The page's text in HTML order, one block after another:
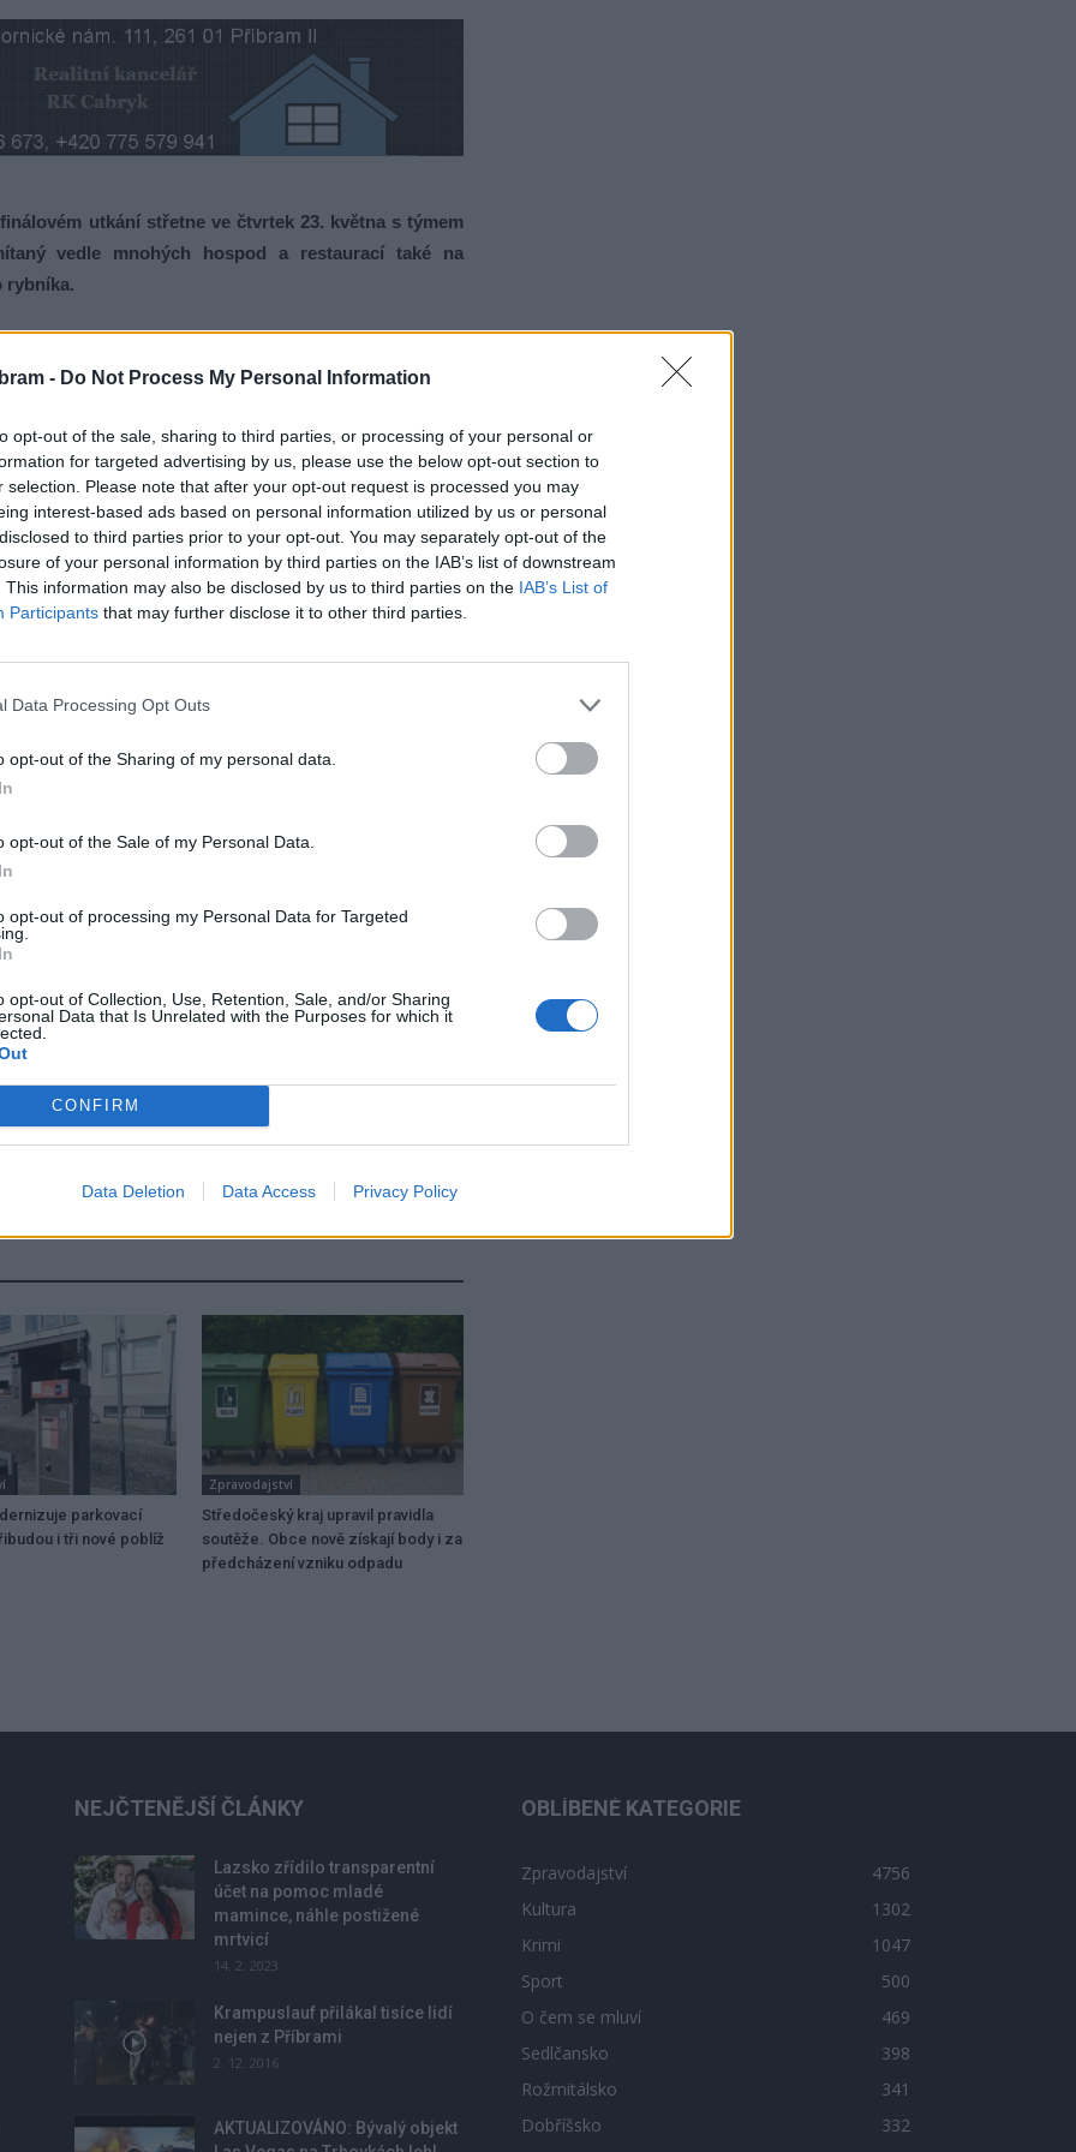
- Do Not Process My Personal Information
opt-out of the sale, sharing to third parties, or processing of your personal or
for targeted advertising by us, please use the below opt-out section to
selection. Please note that after your opt-out request is processed you may
interest-based ads based on personal information utilized by us or personal
to third parties prior to your opt-out. You may separately opt-out of the
of your personal information by third parties on the IAB’s list of downstream
This information may also be disclosed by us to third parties on the IAB’s List of
Participants that may further disclose it to other third parties.
Data Processing Opt Outs
opt-out of the Sharing of my personal data.
opt-out of the Sale of my Personal Data.
opt-out of processing my Personal Data for Targeted
opt-out of Collection, Use, Retention, Sale, and/or Sharing
Data that Is Unrelated with the Purposes for which it
CONFIRM
Data Deletion Data Access Privacy Policy
utkání střetne ve čtvrtek 23. května s týmem
vedle mnohých hospod a restaurací také na
rybníka.
se českému týmu bude dařit.
budou zápasy promítány veřejně. Jsem opravdu
23. května budeme při čtvrtfinálovém zápase proti USA
do areálu Nového rybníka, kde budeme moci utkání
obrazovce,“zve starosta Jan Konvalinka.
zajištěno občerstvení. Utkání 23. května začíná ve
hodinu dříve. Vstup na akci je zdarma. V případě dalšího
rybníka promítat i další, tedy semifinálové, popřípadě
s tím, že s ohledem na uzamykání areálu ve 22.00
plochy mimo samotný areál. K dispozici jsou například
parkovací
i tři nové poblíž
Zpravodajství
Středočeský kraj upravil pravidla
soutěže. Obce nově získají body i za
předcházení vzniku odpadu
NEJČTENĚJŠÍ ČLÁNKY
Lazsko zřídilo transparentní
účet na pomoc mladé
mamince, náhle postižené
mrtvicí
14. 2. 2023
Krampuslauf přilákal tisíce lidí
nejen z Příbrami
2. 12. 2016
AKTUALIZOVÁNO: Bývalý objekt
OBLÍBENÉ KATEGORIE
Zpravodajství
4756
Kultura
1302
Krimi
1047
Sport
500
O čem se mluví
469
Sedlčansko
398
Rožmitálsko
341
Dobříšsko
332